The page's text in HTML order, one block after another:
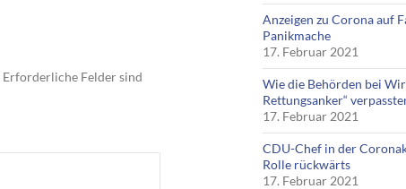
Erforderliche Felder sind
Anzeigen zu Corona auf
Panikmache
17. Februar 2021
Wie die Behörden bei
Rettungsanker“
17. Februar 2021
CDU-Chef in der
Rolle rückwärts
17. Februar 2021